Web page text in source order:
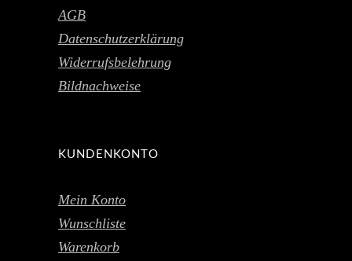
AGB
Datenschutzerklärung
Widerrufsbelehrung
Bildnachweise
KUNDENKONTO
Mein Konto
Wunschliste
Warenkorb